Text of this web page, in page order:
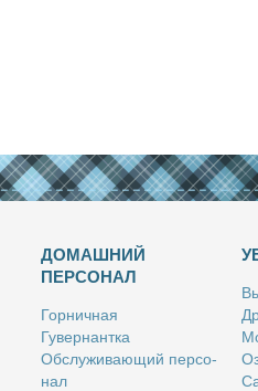
ДОМАШНИЙ
ПЕРСОНАЛ
Гор­нич­ная
Гу­вер­нант­ка
Об­слу­жи­ва­ю­щий пер­со­
нал